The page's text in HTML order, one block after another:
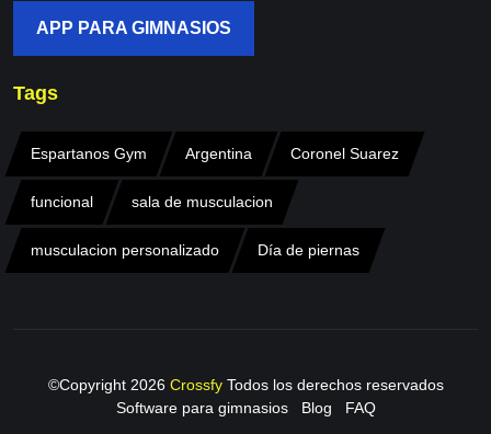
APP PARA GIMNASIOS
Tags
Espartanos Gym Argentina Coronel Suarez
funcional sala de musculacion
musculacion personalizado Día de piernas
©Copyright 2026 Crossfy Todos los derechos reservados
Software para gimnasios
Blog FAQ